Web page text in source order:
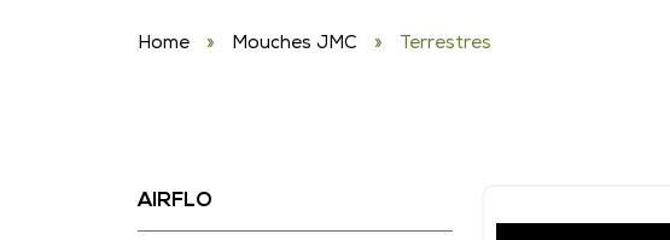
Home » Mouches JMC » Terrestres
AIRFLO